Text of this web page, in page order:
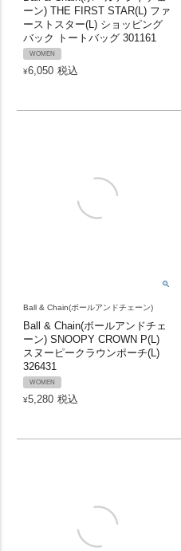
ーン) THE FIRST STAR(L) ファ
ーストスター(L) ショッピング
バック トートバッグ 301161
WOMEN
¥6,050 税込
Ball & Chain(ボールアンドチェーン)
Ball & Chain(ボールアンドチェ
ーン) SNOOPY CROWN P(L)
スヌーピークラウンポーチ(L)
326431
WOMEN
¥5,280 税込